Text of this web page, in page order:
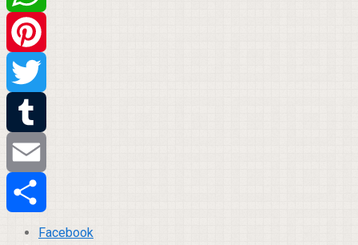
WhatsApp
Pinterest
Twitter
Tumblr
Email
Compartilhar
Facebook